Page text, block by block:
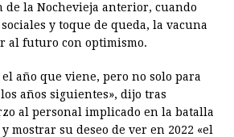
p
s
t
n
k
de la Nochevieja anterior, cuando
y toque de queda, la vacuna
al futuro con optimismo.
año que viene, pero no solo para
años siguientes», dijo tras
al personal implicado en la batalla
mostrar su deseo de ver en 2022 «el